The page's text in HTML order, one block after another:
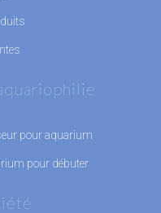
pour aquarium
pour débuter